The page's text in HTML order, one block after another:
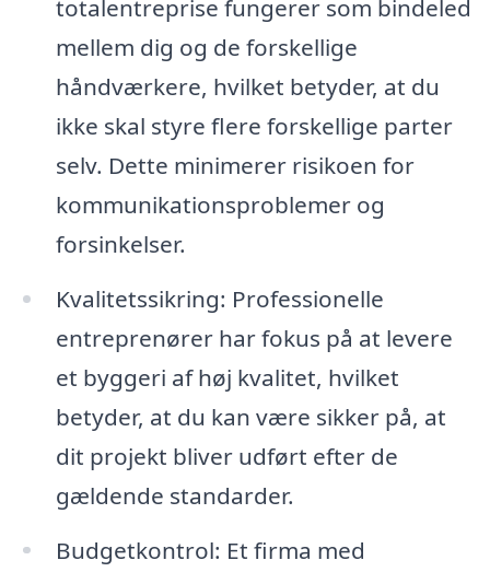
totalentreprise fungerer som bindeled
mellem dig og de forskellige
håndværkere, hvilket betyder, at du
ikke skal styre flere forskellige parter
selv. Dette minimerer risikoen for
kommunikationsproblemer og
forsinkelser.
Kvalitetssikring: Professionelle
entreprenører har fokus på at levere
et byggeri af høj kvalitet, hvilket
betyder, at du kan være sikker på, at
dit projekt bliver udført efter de
gældende standarder.
Budgetkontrol: Et firma med